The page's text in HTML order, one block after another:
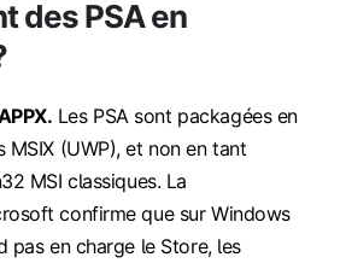
des PSA en
Les PSA sont packagées en
(UWP), et non en tant
MSI classiques. La
confirme que sur Windows
pas en charge le Store, les